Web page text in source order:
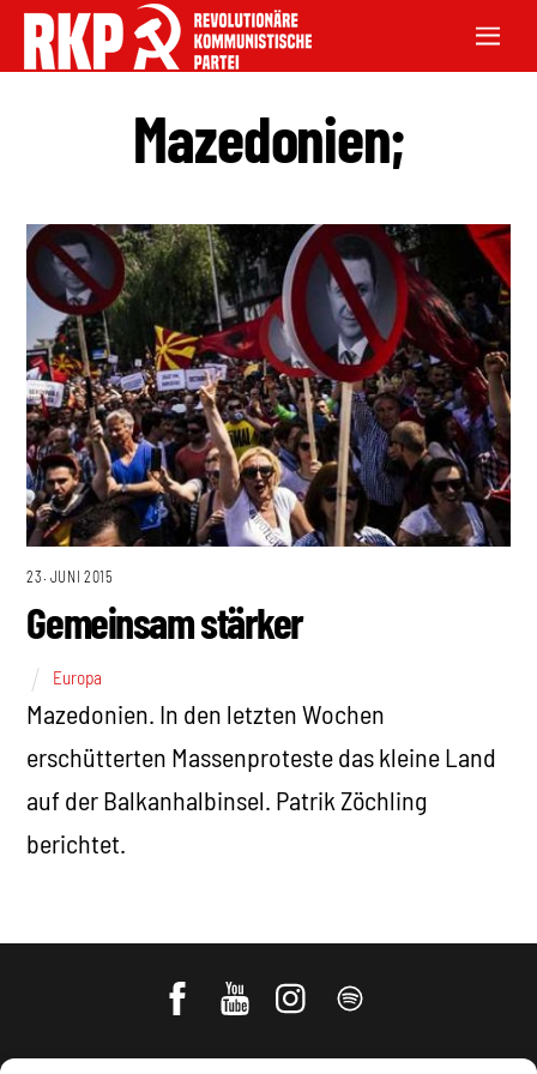
Mazedonien;
23. JUNI 2015
Gemeinsam stärker
Europa
Mazedonien. In den letzten Wochen
erschütterten Massenproteste das kleine Land
auf der Balkanhalbinsel. Patrik Zöchling
berichtet.